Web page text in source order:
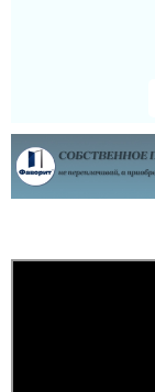
Купували у
двері. Все
Зима 2025-2026